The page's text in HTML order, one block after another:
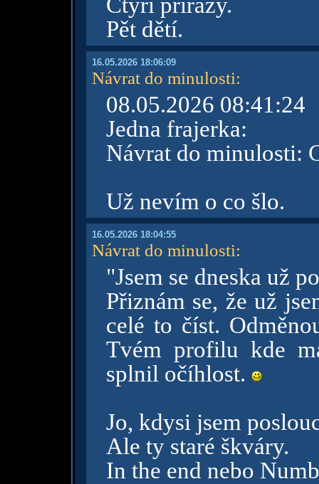
Pět dětí.
16.05.2026 18:06:09
Návrat do minulosti:
08.05.2026 08:41:24
Jedna frajerka:
Návrat do minulosti:
Už nevím o co šlo.
16.05.2026 18:04:55
Návrat do minulosti:
"Jsem se dneska už
Přiznám se, že už
celé to číst.
Tvém profilu kde
splnil očíhlost.
Jo, kdysi jsem
Ale ty staré škváry.
In the end nebo